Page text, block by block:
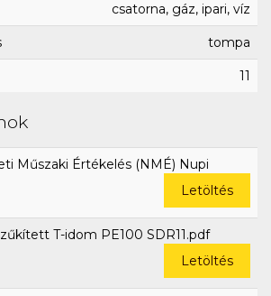
csatorna, gáz, ipari, víz
tompa
11
Műszaki Értékelés (NMÉ) Nupi
Letöltés
T-idom PE100 SDR11.pdf
Letöltés